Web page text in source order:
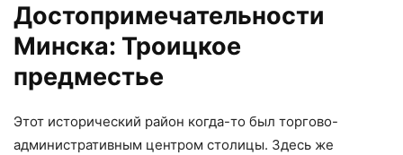
Достопримечательности
Минска: Троицкое
предместье
Этот исторический район когда-то был торгово-
административным центром столицы. Здесь же